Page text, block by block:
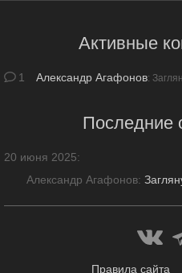
Активные
1 Александр Агафонов:
Последние
20 июня 2025:
Александр Агафонов:
Правила сайта